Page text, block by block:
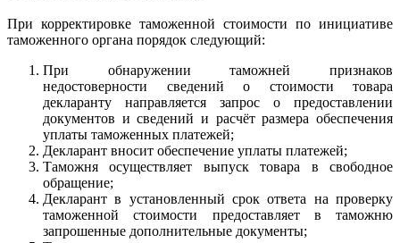
При корректировке таможенной стоимости по инициативе
таможенного органа порядок следующий:
При обнаружении таможней признаков
недостоверности сведений о стоимости товара
декларанту направляется запрос о предоставлении
документов и сведений и расчёт размера обеспечения
уплаты таможенных платежей;
Декларант вносит обеспечение уплаты платежей;
Таможня осуществляет выпуск товара в свободное
обращение;
Декларант в установленный срок ответа на проверку
таможенной стоимости предоставляет в таможню
запрошенные дополнительные документы;